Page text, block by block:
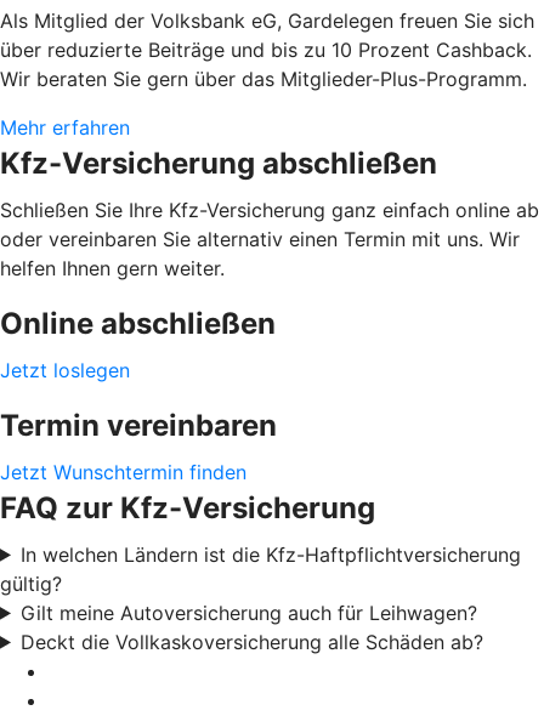
Als Mitglied der Volksbank eG, Gardelegen freuen Sie sich
über reduzierte Beiträge und bis zu 10 Prozent Cashback.
Wir beraten Sie gern über das Mitglieder-Plus-Programm.
Mehr erfahren
Kfz-Versicherung abschließen
Schließen Sie Ihre Kfz-Versicherung ganz einfach online ab
oder vereinbaren Sie alternativ einen Termin mit uns. Wir
helfen Ihnen gern weiter.
Online abschließen
Jetzt loslegen
Termin vereinbaren
Jetzt Wunschtermin finden
FAQ zur Kfz-Versicherung
In welchen Ländern ist die Kfz-Haftpflichtversicherung
gültig?
Gilt meine Autoversicherung auch für Leihwagen?
Deckt die Vollkaskoversicherung alle Schäden ab?